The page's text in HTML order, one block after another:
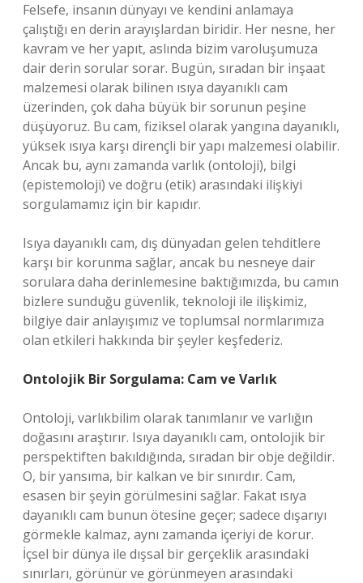
Felsefe, insanın dünyayı ve kendini anlamaya
çalıştığı en derin arayışlardan biridir. Her nesne, her
kavram ve her yapıt, aslında bizim varoluşumuza
dair derin sorular sorar. Bugün, sıradan bir inşaat
malzemesi olarak bilinen ısıya dayanıklı cam
üzerinden, çok daha büyük bir sorunun peşine
düşüyoruz. Bu cam, fiziksel olarak yangına dayanıklı,
yüksek ısıya karşı dirençli bir yapı malzemesi olabilir.
Ancak bu, aynı zamanda varlık (ontoloji), bilgi
(epistemoloji) ve doğru (etik) arasındaki ilişkiyi
sorgulamamız için bir kapıdır.
Isıya dayanıklı cam, dış dünyadan gelen tehditlere
karşı bir korunma sağlar, ancak bu nesneye dair
sorulara daha derinlemesine baktığımızda, bu camın
bizlere sunduğu güvenlik, teknoloji ile ilişkimiz,
bilgiye dair anlayışımız ve toplumsal normlarımıza
olan etkileri hakkında bir şeyler keşfederiz.
Ontolojik Bir Sorgulama: Cam ve Varlık
Ontoloji, varlıkbilim olarak tanımlanır ve varlığın
doğasını araştırır. Isıya dayanıklı cam, ontolojik bir
perspektiften bakıldığında, sıradan bir obje değildir.
O, bir yansıma, bir kalkan ve bir sınırdır. Cam,
esasen bir şeyin görülmesini sağlar. Fakat ısıya
dayanıklı cam bunun ötesine geçer; sadece dışarıyı
görmekle kalmaz, aynı zamanda içeriyi de korur.
İçsel bir dünya ile dışsal bir gerçeklik arasındaki
sınırları, görünür ve görünmeyen arasındaki